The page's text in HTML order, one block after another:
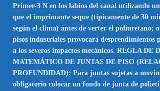
Primer-3 N en los labios del canal utilizando
que el imprimante seque (típicamente de 30
según el clima) antes de verter el poliuretano;
pisos industriales provocará desprendimientos
a los severos impactos mecánicos. REGLA DE
MATEMÁTICO DE JUNTAS DE PISO
PROFUNDIDAD): Para juntas sujetas a
obligatorio colocar un fondo de junta de